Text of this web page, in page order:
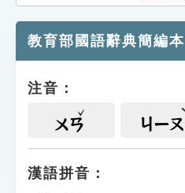
單字索引
遊戲專區
教育部國語辭典簡編本
注音：
ㄨㄢ ㄐㄧㄡ
漢語拼音：